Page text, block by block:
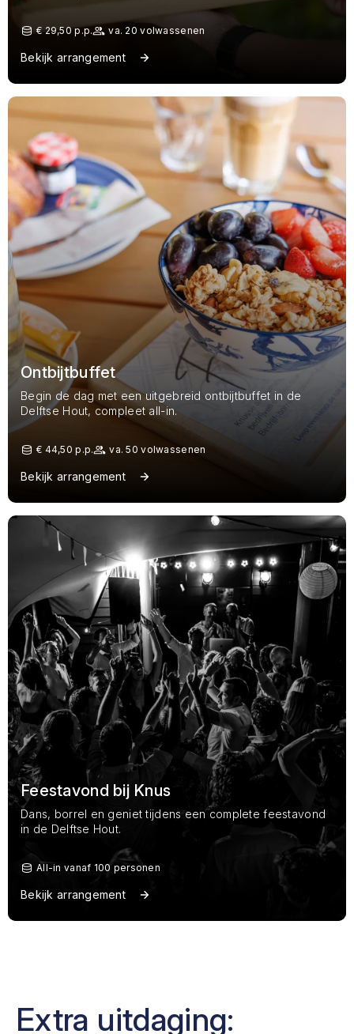
€ 29,50 p.p. va. 20 volwassenen
Bekijk arrangement
Ontbijtbuffet
Begin de dag met een uitgebreid ontbijtbuffet in de
Delftse Hout, compleet all-in.
€ 44,50 p.p. va. 50 volwassenen
Bekijk arrangement
Feestavond bij Knus
Dans, borrel en geniet tijdens een complete feestavond
in de Delftse Hout.
All-in vanaf 100 personen
Bekijk arrangement
Avondborrel in de Bosrand
Extra uitdaging: